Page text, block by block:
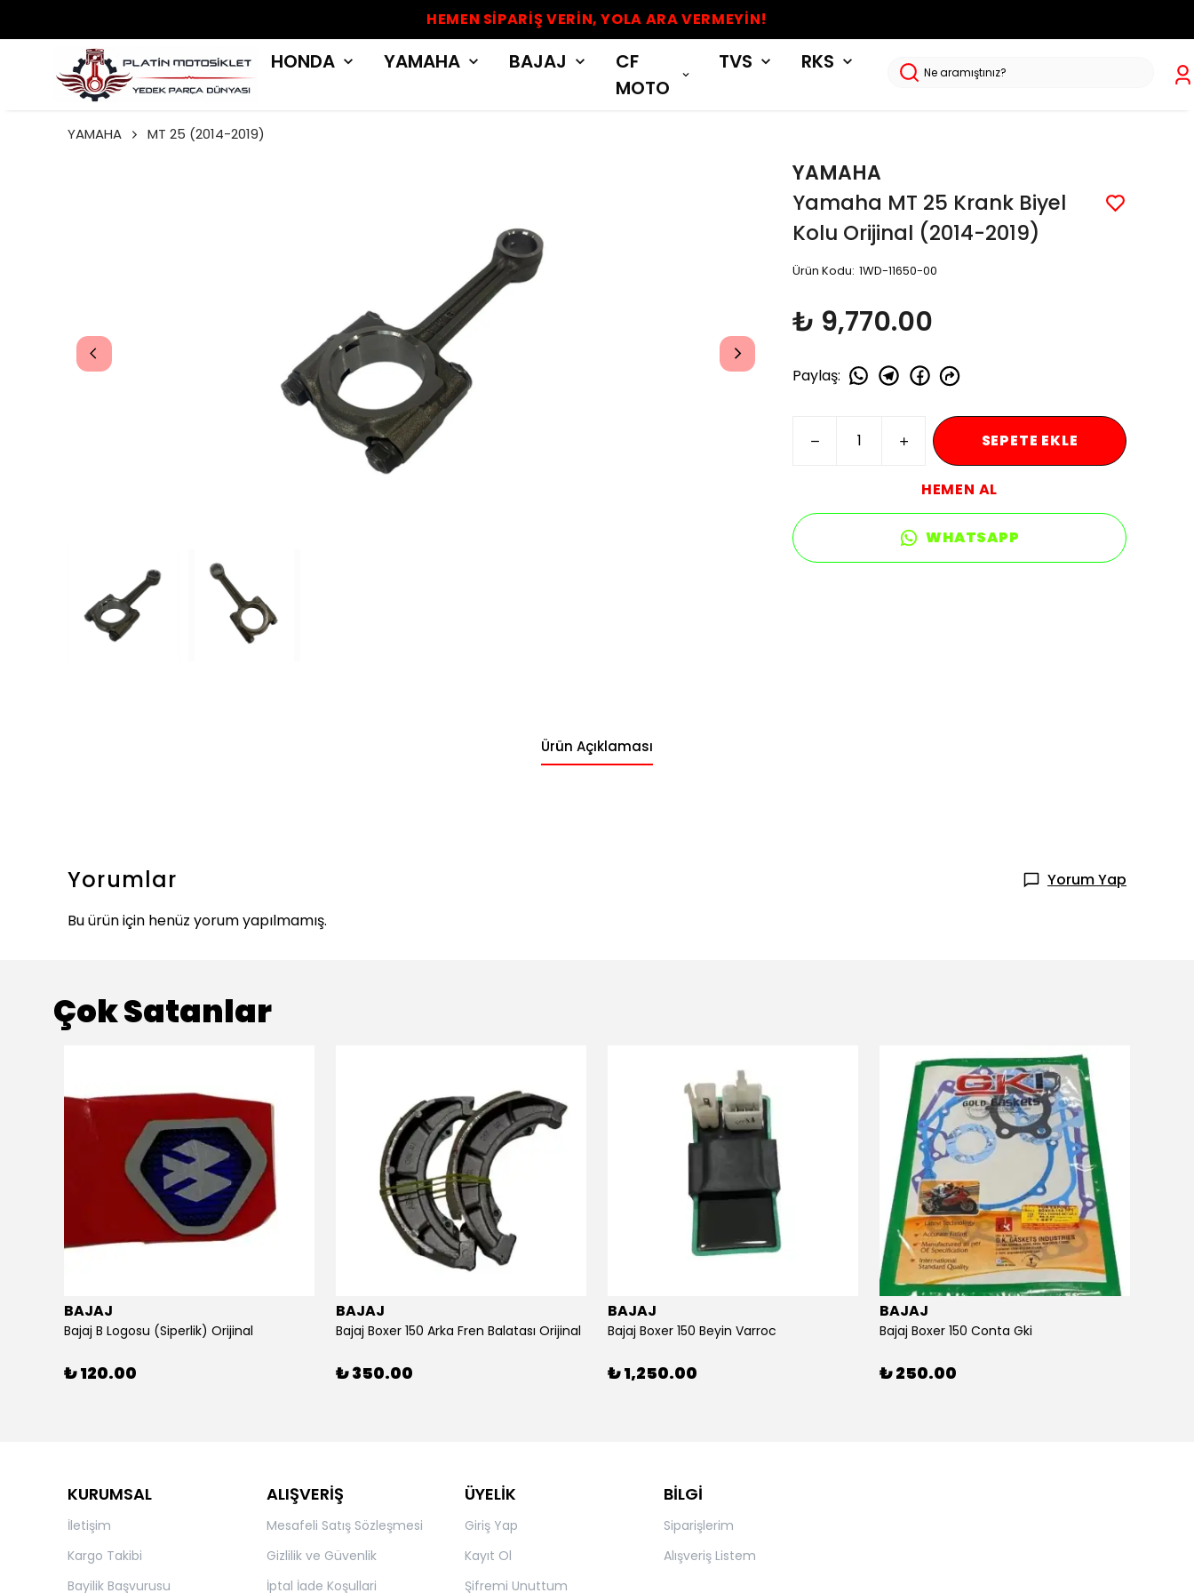
HEMEN SİPARİŞ VERİN, YOLA ARA VERMEYİN!
HONDA YAMAHA BAJAJ
CF
MOTO
TVS RKS
YAMAHA MT 25 (2014-2019)
YAMAHA
Yamaha MT 25 Krank Biyel
Kolu Orijinal (2014-2019)
Ürün Kodu: 1WD-11650-00
₺ 9,770.00
Paylaş:
SEPETE EKLE
HEMEN AL
WHATSAPP
Ürün Açıklaması
Yorumlar
Yorum Yap
Bu ürün için henüz yorum yapılmamış.
Çok Satanlar
BAJAJ
Bajaj B Logosu (Siperlik) Orijinal
₺ 120.00
BAJAJ
Bajaj Boxer 150 Arka Fren Balatası Orijinal
₺ 350.00
BAJAJ
Bajaj Boxer 150 Beyin Varroc
₺ 1,250.00
BAJAJ
Bajaj Boxer 150 Conta Gki
₺ 250.00
KURUMSAL
İletişim
Kargo Takibi
Bayilik Başvurusu
ALIŞVERİŞ
Mesafeli Satış Sözleşmesi
Gizlilik ve Güvenlik
İptal İade Koşullari
ÜYELİK
Giriş Yap
Kayıt Ol
Şifremi Unuttum
BİLGİ
Siparişlerim
Alışveriş Listem